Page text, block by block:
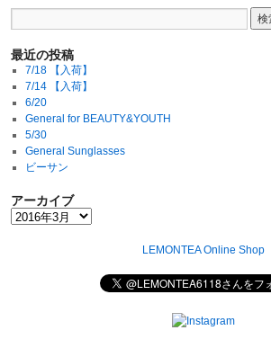
最近の投稿
7/18 【入荷】
7/14 【入荷】
6/20
General for BEAUTY&YOUTH
5/30
General Sunglasses
ビーサン
アーカイブ
LEMONTEA Online Shop